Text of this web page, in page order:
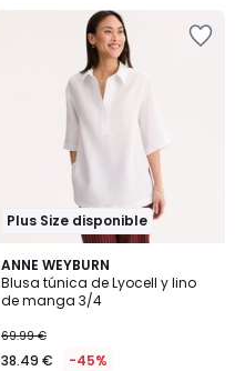
Plus Size disponible
ANNE WEYBURN
Blusa túnica de Lyocell y lino
de manga 3/4
69.99 €
38.49 € -45%
3,7
/ 5